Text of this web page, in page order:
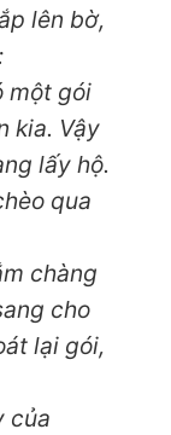
lên bờ,
một gói
kia. Vậy
lấy hộ.
qua
chàng
cho
lại gói,
của